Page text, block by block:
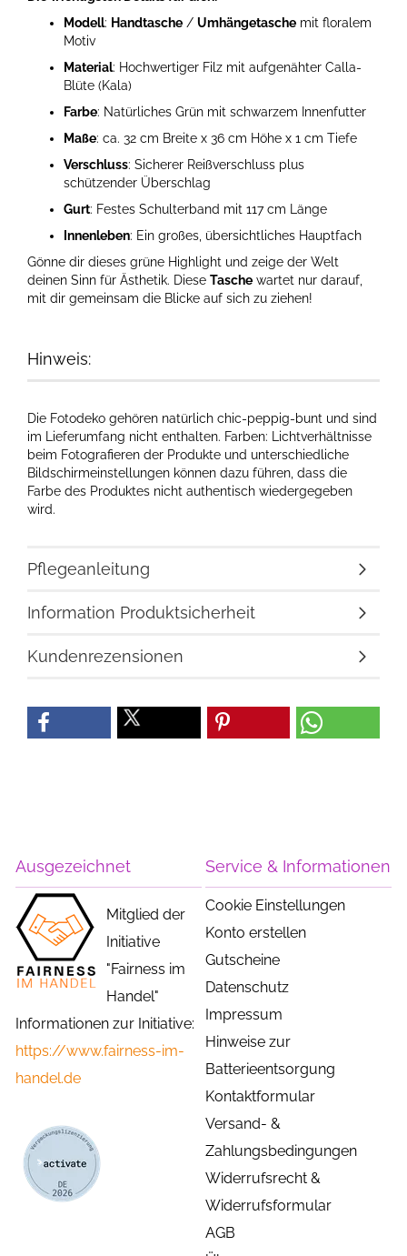
Modell: Handtasche / Umhängetasche mit floralem
Motiv
Material: Hochwertiger Filz mit aufgenähter Calla-
Blüte (Kala)
Farbe: Natürliches Grün mit schwarzem Innenfutter
Maße: ca. 32 cm Breite x 36 cm Höhe x 1 cm Tiefe
Verschluss: Sicherer Reißverschluss plus
schützender Überschlag
Gurt: Festes Schulterband mit 117 cm Länge
Innenleben: Ein großes, übersichtliches Hauptfach
Gönne dir dieses grüne Highlight und zeige der Welt
deinen Sinn für Ästhetik. Diese Tasche wartet nur darauf,
mit dir gemeinsam die Blicke auf sich zu ziehen!
Hinweis:
Die Fotodeko gehören natürlich chic-peppig-bunt und sind
im Lieferumfang nicht enthalten. Farben: Lichtverhältnisse
beim Fotografieren der Produkte und unterschiedliche
Bildschirmeinstellungen können dazu führen, dass die
Farbe des Produktes nicht authentisch wiedergegeben
wird.
Pflegeanleitung
Information Produktsicherheit
Kundenrezensionen
Ausgezeichnet
Mitglied der
Initiative
"Fairness im
Handel"
Informationen zur Initiative:
https://www.fairness-im-
handel.de
Service & Informationen
Cookie Einstellungen
Konto erstellen
Gutscheine
Datenschutz
Impressum
Hinweise zur
Batterieentsorgung
Kontaktformular
Versand- &
Zahlungsbedingungen
Widerrufsrecht &
Widerrufsformular
AGB